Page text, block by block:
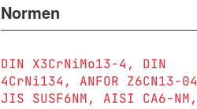
Normen
DIN X3CrNiMo13-4
DIN
4CrNi134
ANFOR Z6CN13-04
JIS SUSF6NM
AISI CA6-NM